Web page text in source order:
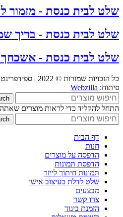
שלט לבית כנסת - מזמור
שלט לבית כנסת - בריך
שלט לבית כנסת - אשכחך
כל הזכויות שמורות © 2022 | ספידפרינט
פיתוח: Webzilla
התחל להקליד כדי לראות מוצרים
דף הבית
חנות
הדפסה על מוצרים
הדפסת תמונות
תמונות חיתוך לייזר
שלט לדלת בעיצוב אישי
מבצעים
צרו קשר
הזמנת ביגוד